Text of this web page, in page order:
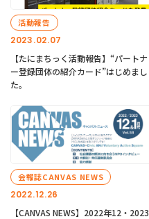
2023.02.07
活動報告
【たにまちっく活動報告】“パートナ
ー登録団体の紹介カード”はじめまし
た。
2022.12.26
会報誌CANVAS NEWS
【CANVAS NEWS】2022年12・2023